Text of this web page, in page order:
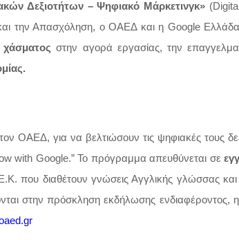
Δεξιοτήτων – Ψηφιακό Μάρκετινγκ» (Digital
και την Απασχόληση, ο ΟΑΕΔ και η Google
χάσματος στην αγορά εργασίας, την
ΟΑΕΔ, για να βελτιώσουν τις ψηφιακές τους
with Google.” Το πρόγραμμα απευθύνεται σε
που διαθέτουν γνώσεις Αγγλικής γλώσσας
στην πρόσκληση εκδήλωσης ενδιαφέροντος,